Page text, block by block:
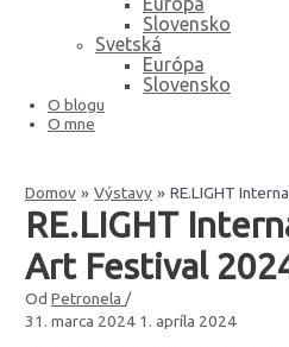
Slovensko
Svetská
Európa
Slovensko
O blogu
O mne
Domov Výstavy RE.LIGHT
RE.LIGHT
Art Festival
Od Petronela /
31. marca 2024 1. apríla 2024